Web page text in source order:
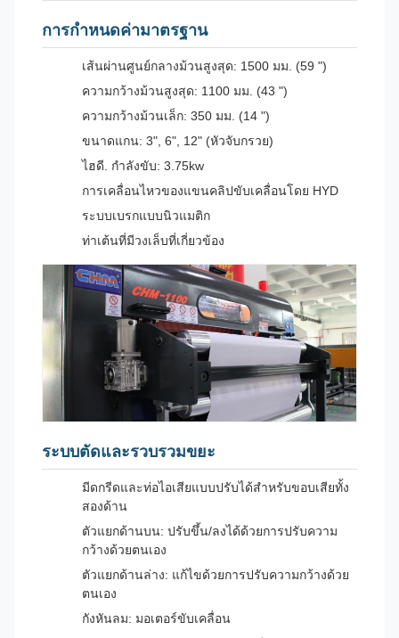
การกำหนดค่ามาตรฐาน
เส้นผ่านศูนย์กลางม้วนสูงสุด: 1500 มม. (59 ")
ความกว้างม้วนสูงสุด: 1100 มม. (43 ")
ความกว้างม้วนเล็ก: 350 มม. (14 ")
ขนาดแกน: 3", 6", 12" (หัวจับกรวย)
ไฮดี. กำลังขับ: 3.75kw
การเคลื่อนไหวของแขนคลิปขับเคลื่อนโดย HYD
ระบบเบรกแบบนิวแมติก
ท่าเต้นที่มีวงเล็บที่เกี่ยวข้อง
ระบบตัดและรวบรวมขยะ
มีดกรีดและท่อไอเสียแบบปรับได้สำหรับขอบเสียทั้ง
สองด้าน
ตัวแยกด้านบน: ปรับขึ้น/ลงได้ด้วยการปรับความ
กว้างด้วยตนเอง
ตัวแยกด้านล่าง: แก้ไขด้วยการปรับความกว้างด้วย
ตนเอง
กังหันลม: มอเตอร์ขับเคลื่อน